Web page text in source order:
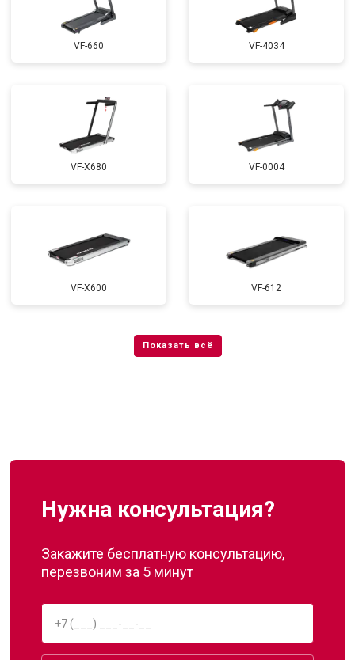
VF-660 VF-4034
VF-X680 VF-0004
VF-X600 VF-612
Нужна консультация?
Закажите бесплатную консультацию,
перезвоним за 5 минут